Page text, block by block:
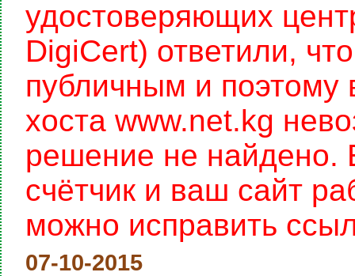
удостоверяющих
DigiCert) ответили,
публичным и поэтому
хоста www.net.kg
решение не найдено.
счётчик и ваш сайт
можно исправить
07-10-2015